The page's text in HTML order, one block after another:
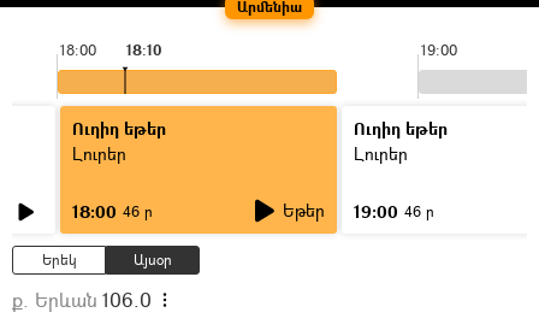
Արմենիա
18:00 19:00
18:10
Ուղիղ եթեր
Լուրեր
18:00 46 ր Եթեր
Ուղիղ եթեր
Լուրեր
19:00 46 ր
Երեկ Այսօր
ք. Երևան 106.0